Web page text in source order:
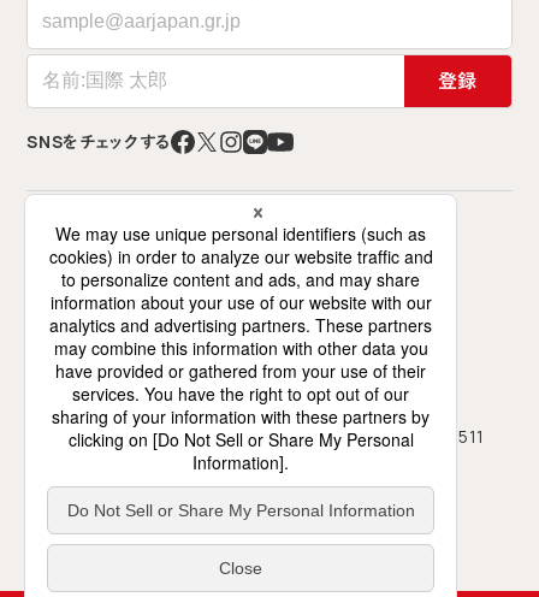
登録
SNSをチェックする
特定非営利活動法人 難民を助ける会（AAR Japan）
〒141-0021 東京都品川区上大崎2-12-2
ミズホビル7階（交流スペースは6階）
フリーダイヤル 0120-786-746 TEL 03-5423-4511
03-5423-4450
受付
地図・アクセス プライバシーポリシー